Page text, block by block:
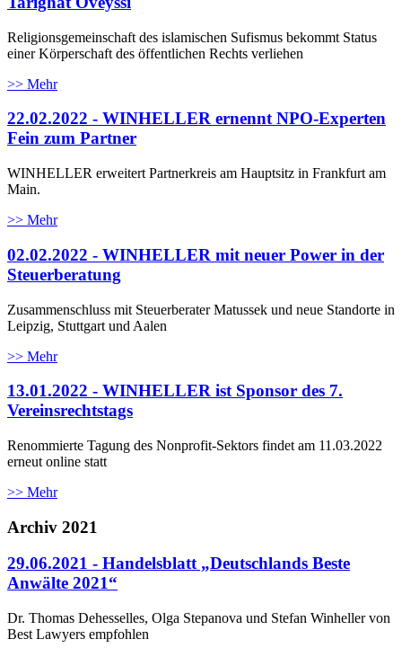
Religionsgemeinschaft des islamischen Sufismus bekommt Status
einer Körperschaft des öffentlichen Rechts verliehen
>> Mehr
22.02.2022 - WINHELLER ernennt NPO-Experten
Fein zum Partner
WINHELLER erweitert Partnerkreis am Hauptsitz in Frankfurt am
Main.
>> Mehr
02.02.2022 - WINHELLER mit neuer Power in der
Steuerberatung
Zusammenschluss mit Steuerberater Matussek und neue Standorte in
Leipzig, Stuttgart und Aalen
>> Mehr
13.01.2022 - WINHELLER ist Sponsor des 7.
Vereinsrechtstags
Renommierte Tagung des Nonprofit-Sektors findet am 11.03.2022
erneut online statt
>> Mehr
Archiv 2021
29.06.2021 - Handelsblatt „Deutschlands Beste
Anwälte 2021“
Dr. Thomas Dehesselles, Olga Stepanova und Stefan Winheller von
Best Lawyers empfohlen